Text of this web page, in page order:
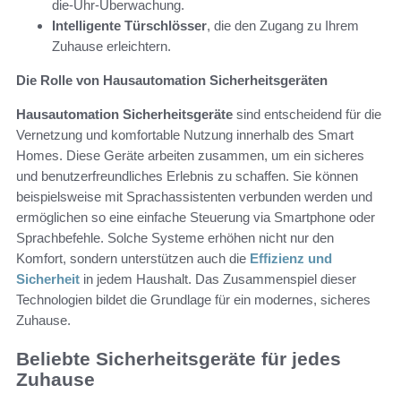
die-Uhr-Überwachung.
Intelligente Türschlösser, die den Zugang zu Ihrem
Zuhause erleichtern.
Die Rolle von Hausautomation Sicherheitsgeräten
Hausautomation Sicherheitsgeräte sind entscheidend für die
Vernetzung und komfortable Nutzung innerhalb des Smart
Homes. Diese Geräte arbeiten zusammen, um ein sicheres
und benutzerfreundliches Erlebnis zu schaffen. Sie können
beispielsweise mit Sprachassistenten verbunden werden und
ermöglichen so eine einfache Steuerung via Smartphone oder
Sprachbefehle. Solche Systeme erhöhen nicht nur den
Komfort, sondern unterstützen auch die Effizienz und
Sicherheit in jedem Haushalt. Das Zusammenspiel dieser
Technologien bildet die Grundlage für ein modernes, sicheres
Zuhause.
Beliebte Sicherheitsgeräte für jedes
Zuhause